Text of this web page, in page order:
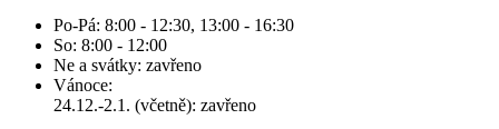
Po-Pá: 8:00 - 12:30, 13:00 - 16:30
So: 8:00 - 12:00
Ne a svátky: zavřeno
Vánoce:
24.12.-2.1. (včetně): zavřeno